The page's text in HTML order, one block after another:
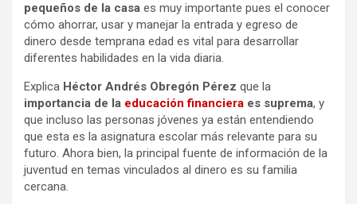
pequeños de la casa es muy importante pues el conocer
cómo ahorrar, usar y manejar la entrada y egreso de
dinero desde temprana edad es vital para desarrollar
diferentes habilidades en la vida diaria.
Explica Héctor Andrés Obregón Pérez que la
importancia de la educación financiera es suprema, y
que incluso las personas jóvenes ya están entendiendo
que esta es la asignatura escolar más relevante para su
futuro. Ahora bien, la principal fuente de información de la
juventud en temas vinculados al dinero es su familia
cercana.